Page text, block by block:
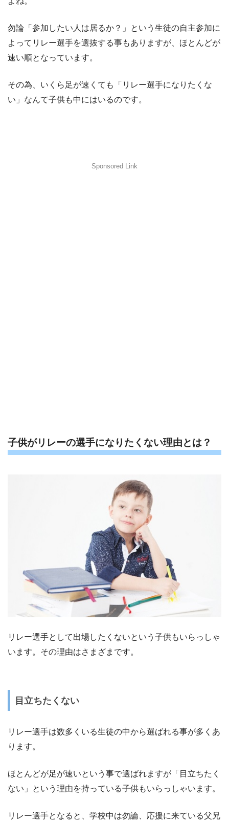
勿論「参加したい人は居るか？」という生徒の自主参加に
よってリレー選手を選抜する事もありますが、ほとんどが
速い順となっています。
その為、いくら足が速くても「リレー選手になりたくな
い」なんて子供も中にはいるのです。
Sponsored Link
子供がリレーの選手になりたくない理由とは？
リレー選手として出場したくないという子供もいらっしゃ
います。その理由はさまざまです。
目立ちたくない
リレー選手は数多くいる生徒の中から選ばれる事が多くあ
ります。
ほとんどが足が速いという事で選ばれますが「目立ちたく
ない」という理由を持っている子供もいらっしゃいます。
リレー選手となると、学校中は勿論、応援に来ている父兄